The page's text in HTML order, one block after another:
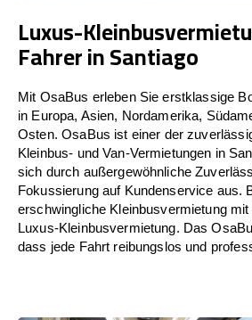
Luxus-
Fahrer in Santiago
Mit OsaBus erleben Sie erstklassige
in Europa, Asien, Nordamerika,
Osten. OsaBus ist einer der
Kleinbus- und Van-Vermietungen in
sich durch außergewöhnliche
Fokussierung auf Kundenservice aus.
erschwingliche Kleinbusvermietung
Luxus-Kleinbusvermietung. Das
dass jede Fahrt reibungslos und